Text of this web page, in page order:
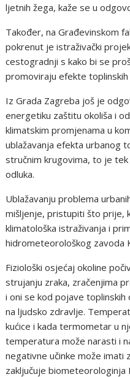
ljetnih žega, kaže se u
Također, na Građevinskom
pokrenut je istraživački
cestogradnji s kako bi se
promoviraju efekte
Iz Grada Zagreba još je
energetiku zaštitu okoliša i
klimatskim promjenama u
ublažavanja efekta urbanog
stručnim krugovima, to je
odluka.
Ublažavanju problema
mišljenje, pristupiti što prije,
klimatološka istraživanja i
hidrometeorološkog zavoda
Fiziološki osjećaj okoline
strujanju zraka, zračenjima
i oni se kod pojave
na ljudsko zdravlje.
kućice i kada termometar u
temperatura može narasti i
negativne učinke može imati
zaključuje biometeorologinja